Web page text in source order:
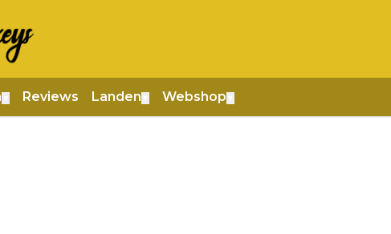
Reviews Landen Webshop